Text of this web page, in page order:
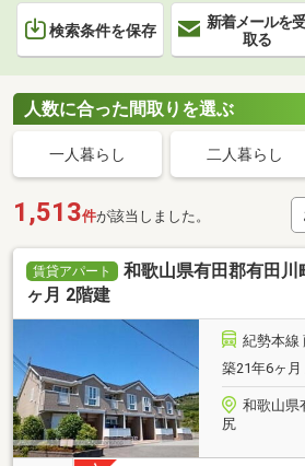
検索条件を保存
新着メールを
取る
人数に合った間取りを選ぶ
一人暮らし 二人暮らし
1,513件が該当しました。
賃貸アパート
和歌山県有田郡有田
ヶ月 2階建
紀勢本線
築21年6ヶ月
和歌山県
尻